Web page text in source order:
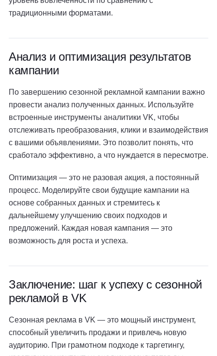
традиционными форматами.
Анализ и оптимизация результатов
кампании
По завершению сезонной рекламной кампании важно
провести анализ полученных данных. Используйте
встроенные инструменты аналитики VK, чтобы
отслеживать преобразования, клики и взаимодействия
с вашими объявлениями. Это позволит понять, что
сработало эффективно, а что нуждается в пересмотре.
Оптимизация — это не разовая акция, а постоянный
процесс. Моделируйте свои будущие кампании на
основе собранных данных и стремитесь к
дальнейшему улучшению своих подходов и
предложений. Каждая новая кампания — это
возможность для роста и успеха.
Заключение: шаг к успеху с сезонной
рекламой в VK
Сезонная реклама в VK — это мощный инструмент,
способный увеличить продажи и привлечь новую
аудиторию. При грамотном подходе к таргетингу,